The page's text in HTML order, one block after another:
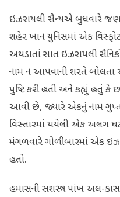
ઇઝરાયલી સૈન્યએ બુધવારે
શહેર ખાન યુનિસમાં એક
અથડાતાં સાત ઇઝરાયલી
નામ ન આપવાની શરતે બોલતા
પુષ્ટિ કરી હતી અને કહ્યું હતું
આવી છે, જ્યારે એકનું નામ
વિસ્તારમાં થયેલી એક અલગ
મંગળવારે ગોળીબારમાં એક
હતો.
હમાસની સશસ્ત્ર પાંખ અલ-